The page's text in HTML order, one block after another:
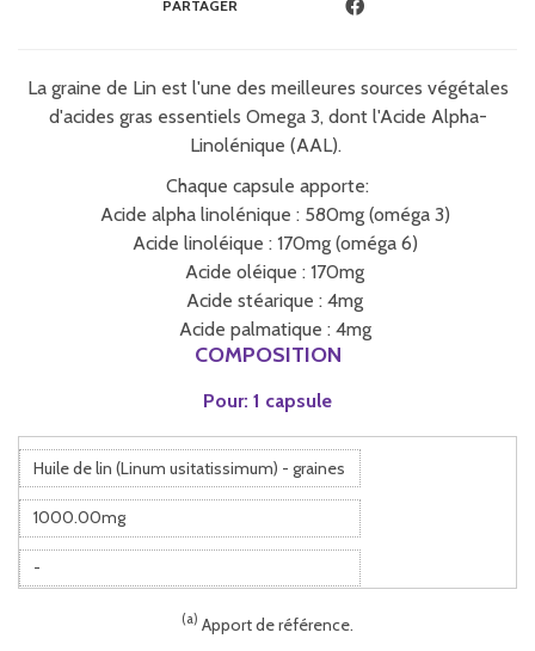
PARTAGER
La graine de Lin est l'une des meilleures sources végétales
d'acides gras essentiels Omega 3, dont l'Acide Alpha-
Linolénique (AAL).
Chaque capsule apporte:
Acide alpha linolénique : 580mg (oméga 3)
Acide linoléique : 170mg (oméga 6)
Acide oléique : 170mg
Acide stéarique : 4mg
Acide palmatique : 4mg
COMPOSITION
Pour: 1 capsule
Huile de lin (Linum usitatissimum) - graines
1000.00mg
-
(a) Apport de référence.